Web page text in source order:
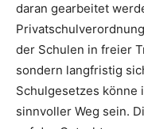
daran gearbeitet
der Schulen in freier
sondern langfristig
Schulgesetzes könne
sinnvoller Weg sein.